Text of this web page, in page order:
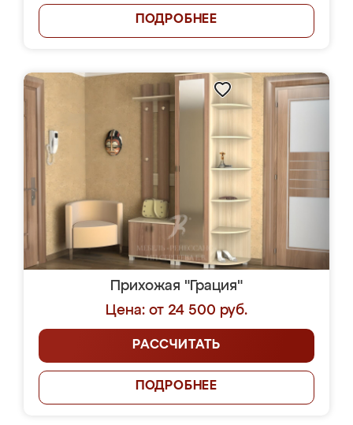
ПОДРОБНЕЕ
Прихожая "Грация"
Цена: от 24 500 руб.
РАССЧИТАТЬ
ПОДРОБНЕЕ